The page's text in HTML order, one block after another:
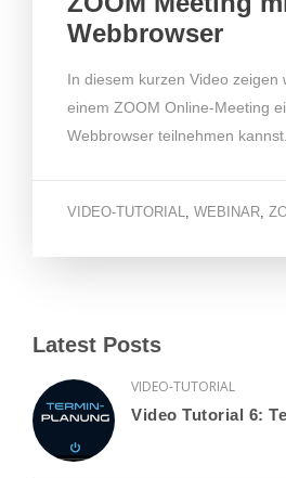
Webbrowser
In diesem kurzen Video zeigen
einem ZOOM Online-Meeting
Webbrowser teilnehmen kannst.
VIDEO-TUTORIAL, WEBINAR,
Latest Posts
VIDEO-TUTORIAL
Video Tutorial 6: